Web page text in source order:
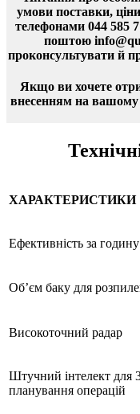
умови поставки,
телефонами 044 585
поштою
проконсультувати й
Якщо ви хочете
внесенням на вашому
ХАРАКТЕРИСТИКИ
Ефективність за годину
Об’єм баку для
Високоточний радар
Штучний інтелект для
планування операцій